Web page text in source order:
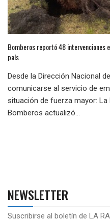
Bomberos reportó 48 intervenciones
país
Desde la Dirección Nacional
comunicarse al servicio de
situación de fuerza mayor: La
Bomberos actualizó...
NEWSLETTER
Suscribirse al boletín de LA